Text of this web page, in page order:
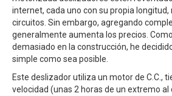
internet, cada uno con su propia longitud,
circuitos. Sin embargo, agregando
generalmente aumenta los precios.
demasiado en la construcción, he
simple como sea posible.
Este deslizador utiliza un motor de C.C.,
velocidad (unas 2 horas de un extremo al